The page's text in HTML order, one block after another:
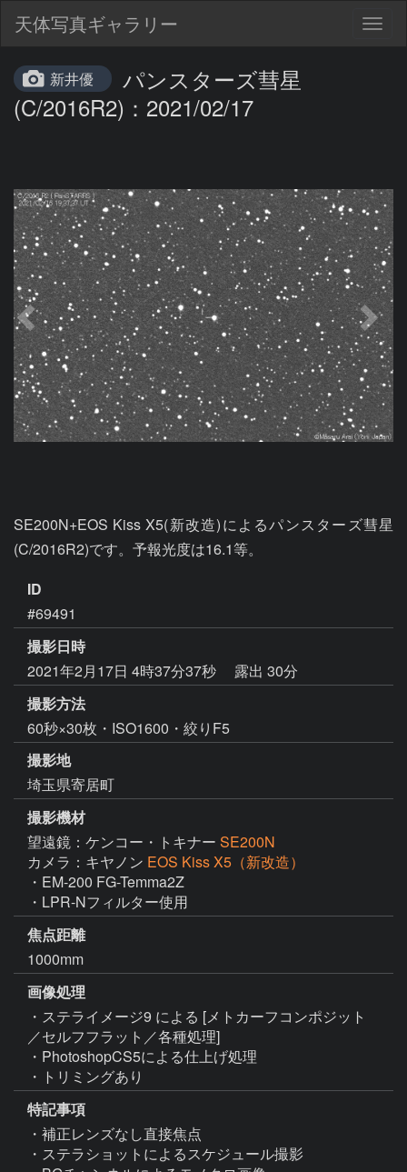
天体写真ギャラリー
新井優
パンスターズ彗星
(C/2016R2)：2021/02/17
SE200N+EOS Kiss X5(新改造)によるパンスターズ彗星
(C/2016R2)です。予報光度は16.1等。
ID
#69491
撮影日時
2021年2月17日 4時37分37秒
露出 30分
撮影方法
60秒×30枚・ISO1600・絞りF5
撮影地
埼玉県寄居町
撮影機材
望遠鏡：ケンコー・トキナー SE200N
カメラ：キヤノン EOS Kiss X5（新改造）
・EM-200 FG-Temma2Z
・LPR-Nフィルター使用
焦点距離
1000mm
画像処理
・ステライメージ9 による [メトカーフコンポジット
／セルフフラット／各種処理]
・PhotoshopCS5による仕上げ処理
・トリミングあり
特記事項
・補正レンズなし直接焦点
・ステラショットによるスケジュール撮影